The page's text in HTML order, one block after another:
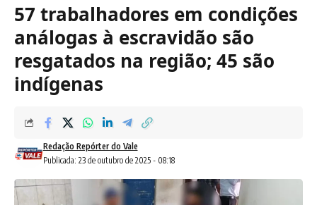
57 trabalhadores em condições
análogas à escravidão são
resgatados na região; 45 são
indígenas
Publicada: 23 de outubro de 2025 - 08:18
Redação Repórter do Vale